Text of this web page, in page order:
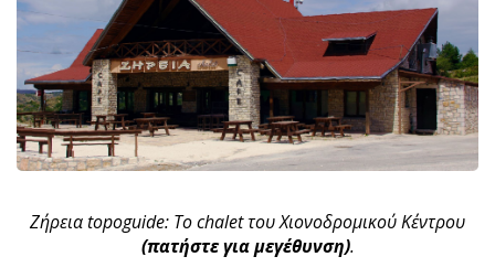
Ζήρεια topoguide: Το chalet του Χιονοδρομικού Κέντρου
(πατήστε για μεγέθυνση).